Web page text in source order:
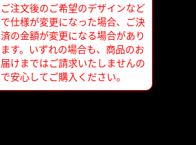
ご注文後のご希望のデザインなど
で仕様が変更になった場合、ご決
済の金額が変更になる場合があり
ます。いずれの場合も、商品のお
届けまではご請求いたしませんの
で安心してご購入ください。